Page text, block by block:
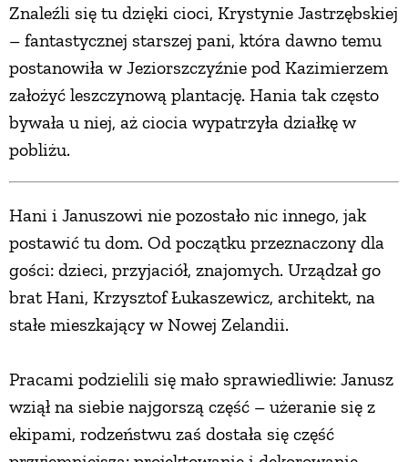
Znaleźli się tu dzięki cioci, Krystynie Jastrzębskiej
– fantastycznej starszej pani, która dawno temu
postanowiła w Jeziorszczyźnie pod Kazimierzem
założyć leszczynową plantację. Hania tak często
bywała u niej, aż ciocia wypatrzyła działkę w
pobliżu.
Hani i Januszowi nie pozostało nic innego, jak
postawić tu dom. Od początku przeznaczony dla
gości: dzieci, przyjaciół, znajomych. Urządzał go
brat Hani, Krzysztof Łukaszewicz, architekt, na
stałe mieszkający w Nowej Zelandii.
Pracami podzielili się mało sprawiedliwie: Janusz
wziął na siebie najgorszą część – użeranie się z
ekipami, rodzeństwu zaś dostała się część